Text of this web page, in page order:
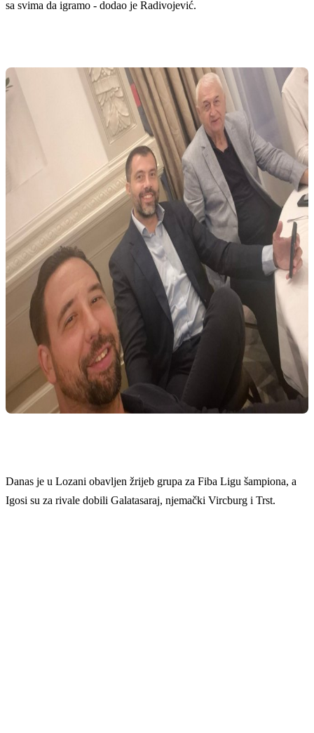
sa svima da igramo - dodao je Radivojević.
Danas je u Lozani obavljen žrijeb grupa za Fiba Ligu šampiona, a
Igosi su za rivale dobili Galatasaraj, njemački Vircburg i Trst.